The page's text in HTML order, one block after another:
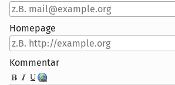
Homepage
Kommentar